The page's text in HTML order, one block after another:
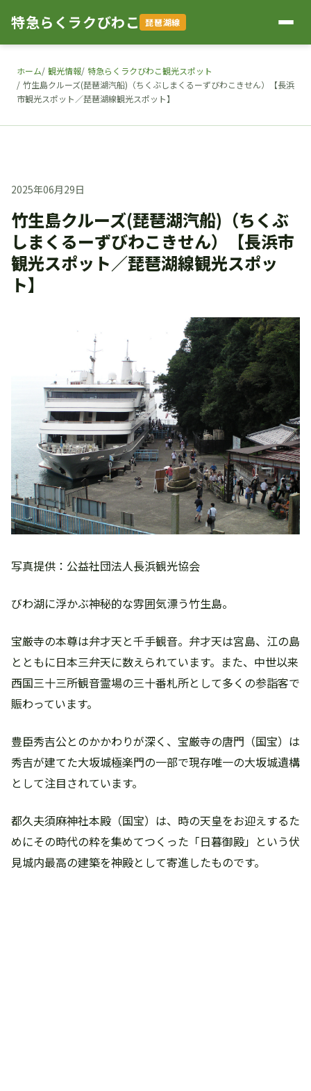
特急らくラクびわこ 琵琶湖線
ホーム 観光情報 特急らくラクびわこ観光スポット
竹生島クルーズ(琵琶湖汽船)（ちくぶしまくるーずびわこきせん）【長浜
市観光スポット／琵琶湖線観光スポット】
2025年06月29日
竹生島クルーズ(琵琶湖汽船)（ちくぶ
しまくるーずびわこきせん）【長浜市
観光スポット／琵琶湖線観光スポッ
ト】
写真提供：公益社団法人長浜観光協会
びわ湖に浮かぶ神秘的な雰囲気漂う竹生島。
宝厳寺の本尊は弁才天と千手観音。弁才天は宮島、江の島
とともに日本三弁天に数えられています。また、中世以来
西国三十三所観音霊場の三十番札所として多くの参詣客で
賑わっています。
豊臣秀吉公とのかかわりが深く、宝厳寺の唐門（国宝）は
秀吉が建てた大坂城極楽門の一部で現存唯一の大坂城遺構
として注目されています。
都久夫須麻神社本殿（国宝）は、時の天皇をお迎えするた
めにその時代の粋を集めてつくった「日暮御殿」という伏
見城内最高の建築を神殿として寄進したものです。